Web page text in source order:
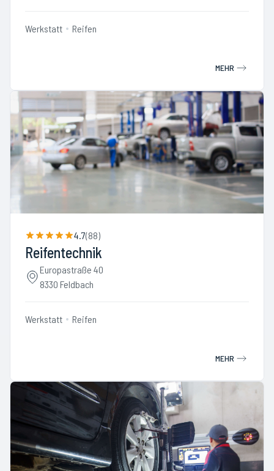
Werkstatt Reifen
MEHR
4.7(88)
Reifentechnik
Europastraße 40
8330 Feldbach
Werkstatt Reifen
MEHR